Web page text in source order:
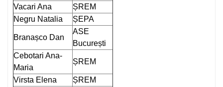
Vacari Ana
ȘREM
Negru Natalia
ȘEPA
Branașco Dan
ASE
București
Cebotari Ana-
Maria
ȘREM
Virsta Elena
ȘREM